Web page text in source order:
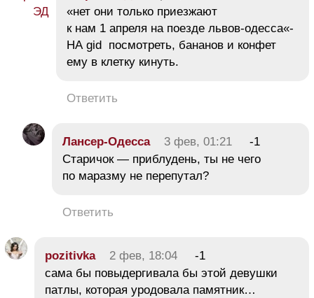
«нет они только приезжают
к нам 1 апреля на поезде львов-одесса«-
НА gid посмотреть, бананов и конфет
ему в клетку кинуть.
Ответить
Лансер-Одесса 3 фев, 01:21
-1
Старичок — приблудень, ты не чего
по маразму не перепутал?
Ответить
pozitivka 2 фев, 18:04
-1
сама бы повыдергивала бы этой девушки
патлы, которая уродовала памятник…